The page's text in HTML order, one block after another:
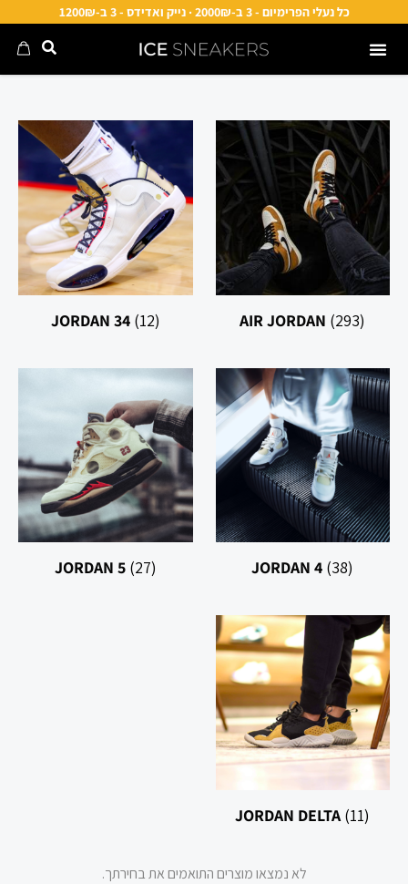
כל נעלי הפרימיום - 3 ב-2000₪ · נייק ואדידס - 3 ב-1200₪
AIR JORDAN(293)
JORDAN 34(12)
JORDAN 4(38)
JORDAN 5(27)
JORDAN DELTA(11)
לא נמצאו מוצרים התואמים את בחירתך.